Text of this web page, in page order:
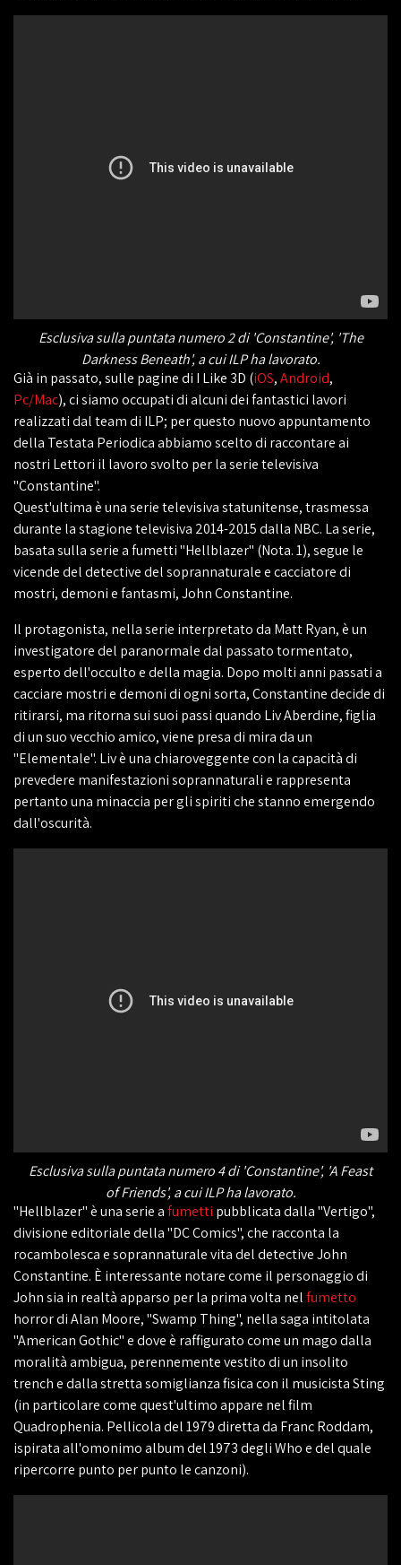
Esclusiva sulla puntata numero 2 di 'Constantine', 'The
Darkness Beneath', a cui ILP ha lavorato.
Già in passato, sulle pagine di I Like 3D (iOS,Android,
Pc/Mac), ci siamo occupati di alcuni dei fantastici lavori
realizzati dal team di ILP; per questo nuovo appuntamento
della Testata Periodica abbiamo scelto di raccontare ai
nostri Lettori il lavoro svolto per la serie televisiva
"Constantine".
Quest'ultima è una serie televisiva statunitense, trasmessa
durante la stagione televisiva 2014-2015 dalla NBC. La serie,
basata sulla serie a fumetti "Hellblazer" (Nota. 1), segue le
vicende del detective del soprannaturale e cacciatore di
mostri, demoni e fantasmi, John Constantine.
Il protagonista, nella serie interpretato da Matt Ryan, è un
investigatore del paranormale dal passato tormentato,
esperto dell'occulto e della magia. Dopo molti anni passati a
cacciare mostri e demoni di ogni sorta, Constantine decide di
ritirarsi, ma ritorna sui suoi passi quando Liv Aberdine, figlia
di un suo vecchio amico, viene presa di mira da un
"Elementale". Liv è una chiaroveggente con la capacità di
prevedere manifestazioni soprannaturali e rappresenta
pertanto una minaccia per gli spiriti che stanno emergendo
dall'oscurità.
Esclusiva sulla puntata numero 4 di 'Constantine', 'A Feast
of Friends', a cui ILP ha lavorato.
"Hellblazer" è una serie afumetti pubblicata dalla "Vertigo",
divisione editoriale della "DC Comics", che racconta la
rocambolesca e soprannaturale vita del detective John
Constantine. È interessante notare come il personaggio di
John sia in realtà apparso per la prima volta nelfumetto
horror di Alan Moore, "Swamp Thing", nella saga intitolata
"American Gothic" e dove è raffigurato come un mago dalla
moralità ambigua, perennemente vestito di un insolito
trench e dalla stretta somiglianza fisica con il musicista Sting
(in particolare come quest'ultimo appare nel film
Quadrophenia. Pellicola del 1979 diretta da Franc Roddam,
ispirata all'omonimo album del 1973 degli Who e del quale
ripercorre punto per punto le canzoni).